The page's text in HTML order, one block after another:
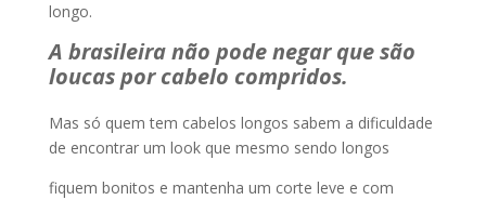
longo.
A brasileira não pode negar que são
loucas por cabelo compridos.
Mas só quem tem cabelos longos sabem a dificuldade
de encontrar um look que mesmo sendo longos
fiquem bonitos e mantenha um corte leve e com